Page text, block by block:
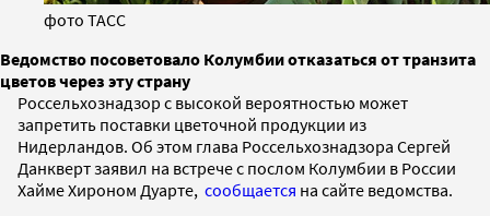
фото ТАСС
Ведомство посоветовало Колумбии отказаться от транзита
цветов через эту страну
Россельхознадзор с высокой вероятностью может
запретить поставки цветочной продукции из
Нидерландов. Об этом глава Россельхознадзора Сергей
Данкверт заявил на встрече с послом Колумбии в России
Хайме Хироном Дуарте, сообщается на сайте ведомства.